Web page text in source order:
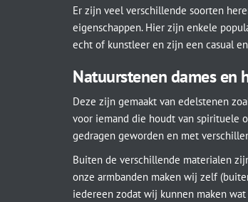
Er zijn veel verschillende soorten
eigenschappen. Hier zijn enkele
echt of kunstleer en zijn een casual
Natuurstenen dames en
Deze zijn gemaakt van edelstenen
voor iemand die houdt van spirituele
gedragen geworden en met
Buiten de verschillende materialen
onze armbanden maken wij zelf
iedereen zodat wij kunnen maken